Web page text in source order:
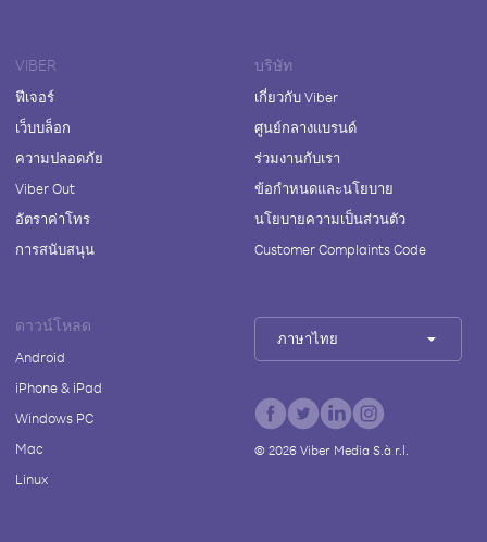
VIBER
ฟีเจอร์
เว็บบล็อก
ความปลอดภัย
Viber Out
อัตราค่าโทร
การสนับสนุน
บริษัท
เกี่ยวกับ Viber
ศูนย์กลางแบรนด์
ร่วมงานกับเรา
ข้อกำหนดและนโยบาย
นโยบายความเป็นส่วนตัว
Customer Complaints Code
ดาวน์โหลด
Android
iPhone & iPad
Windows PC
Mac
Linux
ภาษาไทย
© 2026Viber Media S.à r.l.